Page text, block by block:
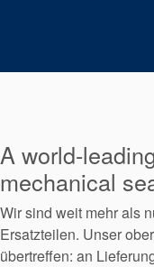
A world-
mechanical
Wir sind weit mehr als
Ersatzteilen. Unser
übertreffen: an